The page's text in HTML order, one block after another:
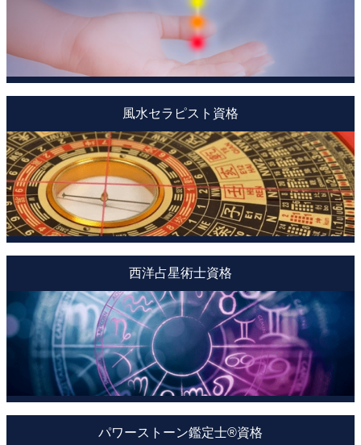
風水セラピスト資格
西洋占星術士資格
パワーストーン鑑定士®資格